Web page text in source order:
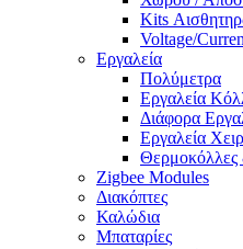
Kits
Voltage/
Εργαλεία
Πολύμετρα
Εργαλεία
Διάφορα
Εργαλεία
Θερμοκόλλες
Zigbee Modules
Διακόπτες
Καλώδια
Μπαταρίες